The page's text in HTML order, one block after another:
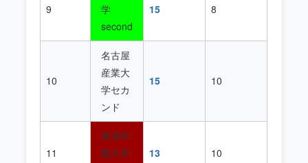
9
学
second
15 8
10
名古屋
産業大
学セカ
ンド
15 10
11
東海学
園大学
13 10